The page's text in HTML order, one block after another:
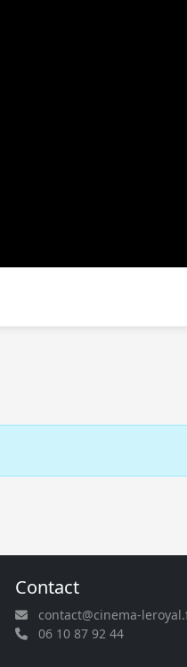
Contact
contact@cinema-
06 10 87 92 44